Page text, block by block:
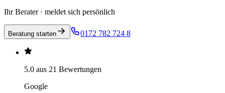
Ihr Berater · meldet sich persönlich
Beratung starten 0172 782 724 8
5.0 aus 21 Bewertungen
Google